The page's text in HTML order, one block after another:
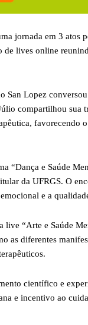
jornada em 3 atos
lives online
San Lopez
compartilhou sua
favorecendo
“Dança e Saúde
da UFRGS. O
e a
“Arte e Saúde
as diferentes
científico e
e incentivo ao